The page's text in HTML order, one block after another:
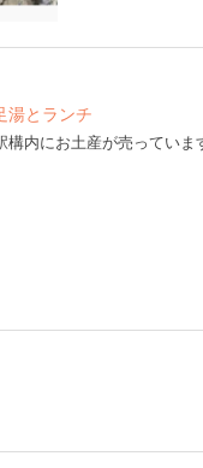
湯とランチ
内にお土産が売っていま